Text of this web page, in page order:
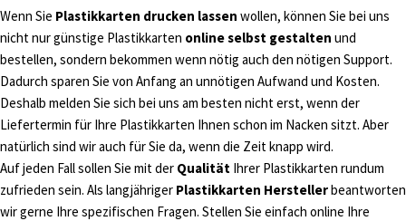
Wenn Sie Plastikkarten drucken lassen wollen, können Sie bei uns
nicht nur günstige Plastikkarten online selbst gestalten und
bestellen, sondern bekommen wenn nötig auch den nötigen Support.
Dadurch sparen Sie von Anfang an unnötigen Aufwand und Kosten.
Deshalb melden Sie sich bei uns am besten nicht erst, wenn der
Liefertermin für Ihre Plastikkarten Ihnen schon im Nacken sitzt. Aber
natürlich sind wir auch für Sie da, wenn die Zeit knapp wird.
Auf jeden Fall sollen Sie mit der Qualität Ihrer Plastikkarten rundum
zufrieden sein. Als langjähriger Plastikkarten Herstellerbeantworten
wir gerne Ihre spezifischen Fragen. Stellen Sie einfach online Ihre